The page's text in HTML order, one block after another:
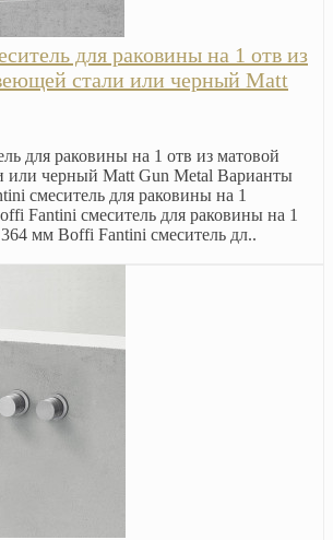
для раковины на 1 отв из
стали или черный Matt
для раковины на 1 отв из матовой
или черный Matt Gun Metal Варианты
смеситель для раковины на 1
Fantini смеситель для раковины на 1
мм Boffi Fantini смеситель дл..